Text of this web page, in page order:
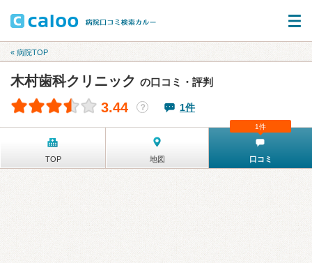
« 病院TOP
木村歯科クリニック の口コミ・評判
3.44 ？ 1件
TOP 地図 口コミ
1件